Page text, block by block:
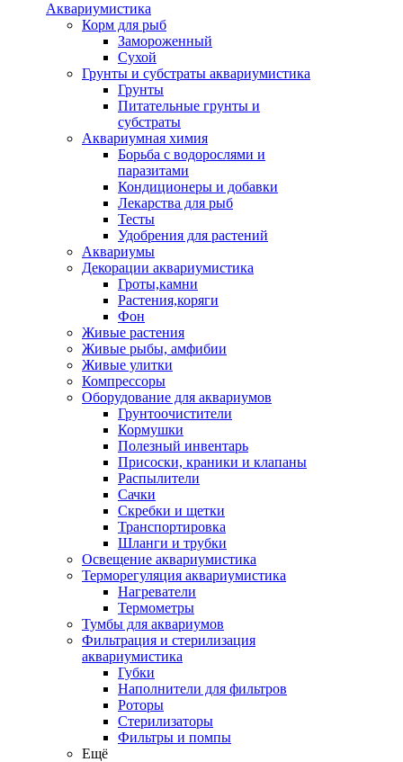
Аквариумистика
Корм для рыб
Замороженный
Сухой
Грунты и субстраты аквариумистика
Грунты
Питательные грунты и
субстраты
Аквариумная химия
Борьба с водорослями и
паразитами
Кондиционеры и добавки
Лекарства для рыб
Тесты
Удобрения для растений
Аквариумы
Декорации аквариумистика
Гроты,камни
Растения,коряги
Фон
Живые растения
Живые рыбы, амфибии
Живые улитки
Компрессоры
Оборудование для аквариумов
Грунтоочистители
Кормушки
Полезный инвентарь
Присоски, краники и клапаны
Распылители
Сачки
Скребки и щетки
Транспортировка
Шланги и трубки
Освещение аквариумистика
Терморегуляция аквариумистика
Нагреватели
Термометры
Тумбы для аквариумов
Фильтрация и стерилизация
аквариумистика
Губки
Наполнители для фильтров
Роторы
Стерилизаторы
Фильтры и помпы
Ещё